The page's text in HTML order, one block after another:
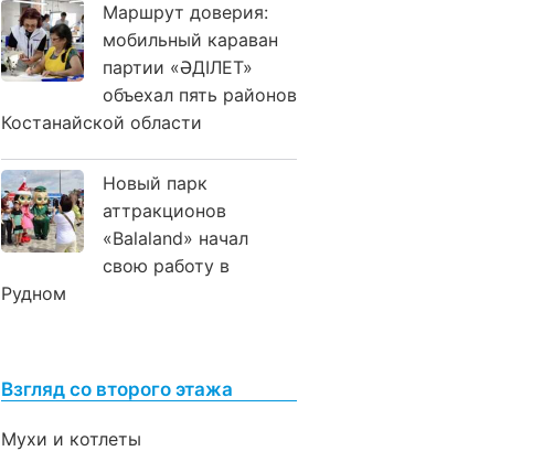
Маршрут доверия:
мобильный караван
партии «ӘДІЛЕТ»
объехал пять районов
Костанайской области
Новый парк
аттракционов
«Balaland» начал
свою работу в
Рудном
Взгляд со второго этажа
Мухи и котлеты